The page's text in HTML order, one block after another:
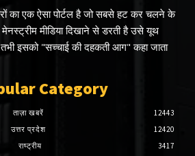
का एक ऐसा पोर्टल है जो सबसे हट कर चलने के
मीडिया दिखाने से डरती है उसे यूथ
इसको "सच्चाई की दहकती आग" कहा जाता
Category
ताज़ा खबरें
12443
उत्तर प्रदेश
12420
राष्ट्रीय
3417